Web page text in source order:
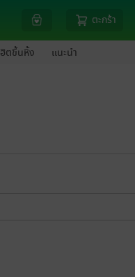
ตะกร้า
ฮิตขึ้นหิ้ง แนะนำ